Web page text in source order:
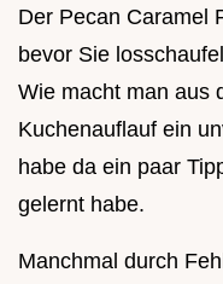
Der Pecan Caramel
bevor Sie
Wie macht man aus
Kuchenauflauf ein
habe da ein paar
gelernt habe.
Manchmal durch